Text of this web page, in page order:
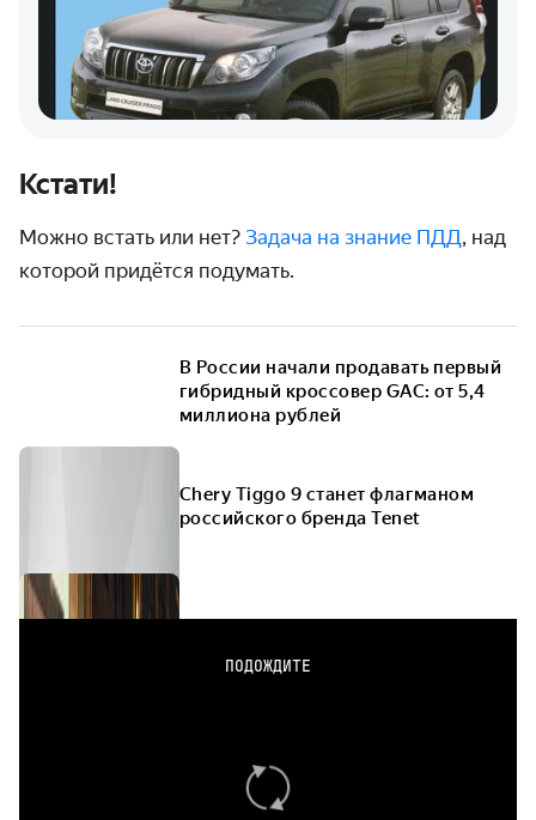
Кстати!
Можно встать или нет? Задача на знание ПДД, над
которой придётся подумать.
В России начали продавать первый
гибридный кроссовер GAC: от 5,4
миллиона рублей
Chery Tiggo 9 станет флагманом
российского бренда Tenet
ПОДОЖДИТЕ